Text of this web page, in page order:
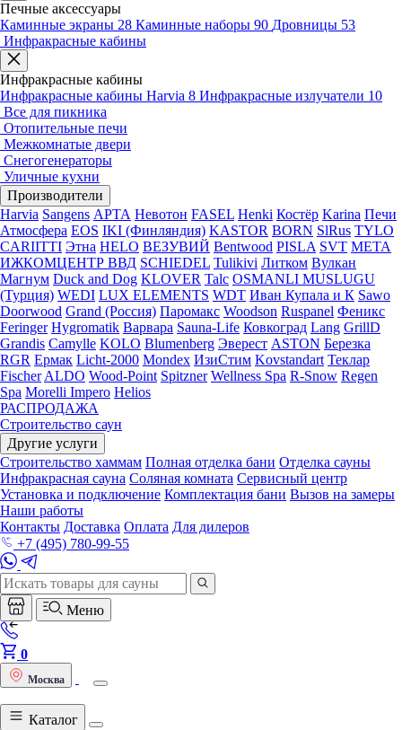
Печные аксессуары
Каминные экраны 28 Каминные наборы 90 Дровницы 53
Инфракрасные кабины
Инфракрасные кабины
Инфракрасные кабины Harvia 8 Инфракрасные излучатели 10
Все для пикника
Отопительные печи
Межкомнатые двери
Снегогенераторы
Уличные кухни
Производители
Harvia Sangens АРТА Невотон FASEL Henki Костёр Karina Печи
Атмосфера EOS IKI (Финляндия) KASTOR BORN SlRus TYLO
CARIITTI Этна HELO ВЕЗУВИЙ Bentwood PISLA SVT МЕТА
ИЖКОМЦЕНТР ВВД SCHIEDEL Tulikivi Литком Вулкан
Магнум Duck and Dog KLOVER Talc OSMANLI MUSLUGU
(Турция) WEDI LUX ELEMENTS WDT Иван Купала и К Sawo
Doorwood Grand (Россия) Паромакс Woodson Ruspanel Феникс
Feringer Hygromatik Варвара Sauna-Life Ковкоград Lang GrillD
Grandis Camylle KOLO Blumenberg Эверест ASTON Березка
RGR Ермак Licht-2000 Mondex ИзиСтим Kovstandart Теклар
Fischer ALDO Wood-Point Spitzner Wellness Spa R-Snow Regen
Spa Morelli Impero Helios
РАСПРОДАЖА
Строительство саун
Другие услуги
Строительство хаммам Полная отделка бани Отделка сауны
Инфракрасная сауна Соляная комната Сервисный центр
Установка и подключение Комплектация бани Вызов на замеры
Наши работы
Контакты Доставка Оплата Для дилеров
+7 (495) 780-99-55
Меню
0
Москва
Каталог